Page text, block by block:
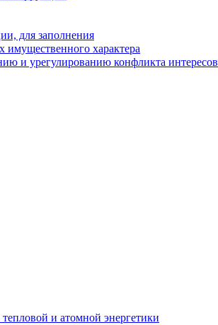
для заполнения
имущественного характера
и урегулированию конфликта интересов
и атомной энергетики